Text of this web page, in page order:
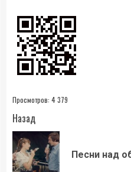
0:21 - 1:34:38
Просмотров: 4 379
Продолжить
чтение
Назад
Песни над